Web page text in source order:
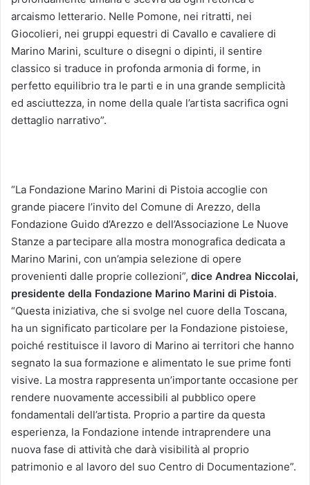
arcaismo letterario. Nelle Pomone, nei ritratti, nei
Giocolieri, nei gruppi equestri di Cavallo e cavaliere di
Marino Marini, sculture o disegni o dipinti, il sentire
classico si traduce in profonda armonia di forme, in
perfetto equilibrio tra le parti e in una grande semplicità
ed asciuttezza, in nome della quale l’artista sacrifica ogni
dettaglio narrativo”.
“La Fondazione Marino Marini di Pistoia accoglie con
grande piacere l’invito del Comune di Arezzo, della
Fondazione Guido d’Arezzo e dell’Associazione Le Nuove
Stanze a partecipare alla mostra monografica dedicata a
Marino Marini, con un’ampia selezione di opere
provenienti dalle proprie collezioni”, dice Andrea Niccolai,
presidente della Fondazione Marino Marini di Pistoia.
“Questa iniziativa, che si svolge nel cuore della Toscana,
ha un significato particolare per la Fondazione pistoiese,
poiché restituisce il lavoro di Marino ai territori che hanno
segnato la sua formazione e alimentato le sue prime fonti
visive. La mostra rappresenta un’importante occasione per
rendere nuovamente accessibili al pubblico opere
fondamentali dell’artista. Proprio a partire da questa
esperienza, la Fondazione intende intraprendere una
nuova fase di attività che darà visibilità al proprio
patrimonio e al lavoro del suo Centro di Documentazione”.